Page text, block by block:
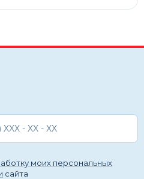
моих персональных
сайта